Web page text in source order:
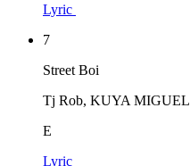
Lyric
7
Street Boi
Tj Rob, KUYA MIGUEL
E
Lyric